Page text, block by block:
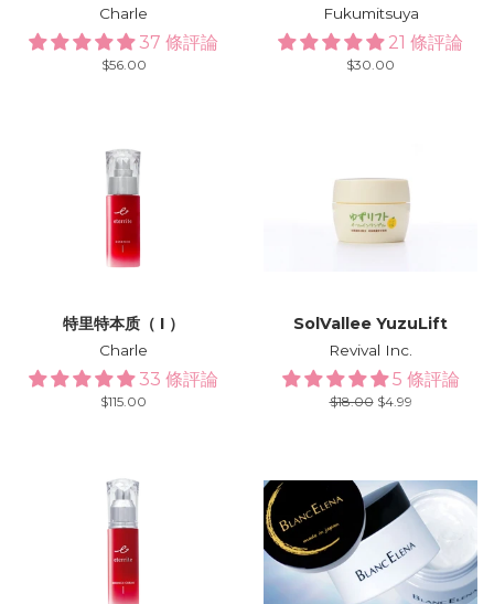
Charle
37 條評論
Regular
$56.00
Fukumitsuya
21 條評論
Regular
$30.00
特里特本质（ I ）
Charle
33 條評論
Regular
$115.00
SolVallee YuzuLift
Revival Inc.
5 條評論
Regular
$18.00 Sale
$4.99